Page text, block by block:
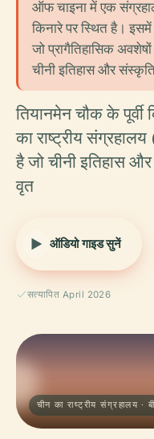
ऑफ चाइना में एक
किनारे पर स्थित है।
जो प्रागैतिहासिक
चीनी इतिहास और
तियानमेन चौक के
का राष्ट्रीय
है जो चीनी इतिहास
वृत
ऑडियो गाइड सुनें
सत्यापित April 2026
चीन का राष्ट्रीय संग्रहालय ·